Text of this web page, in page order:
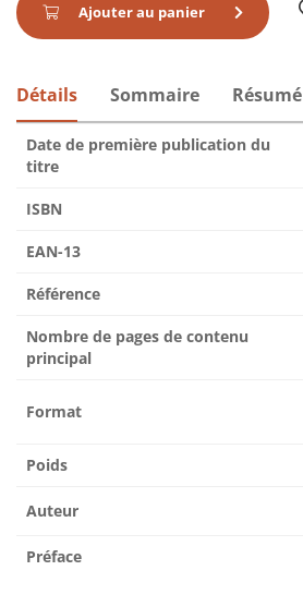
Ajouter au panier
Détails Sommaire Résumé
Date de première publication du
titre
ISBN
EAN-13
Référence
Nombre de pages de contenu
principal
Format
Poids
Auteur
Préface